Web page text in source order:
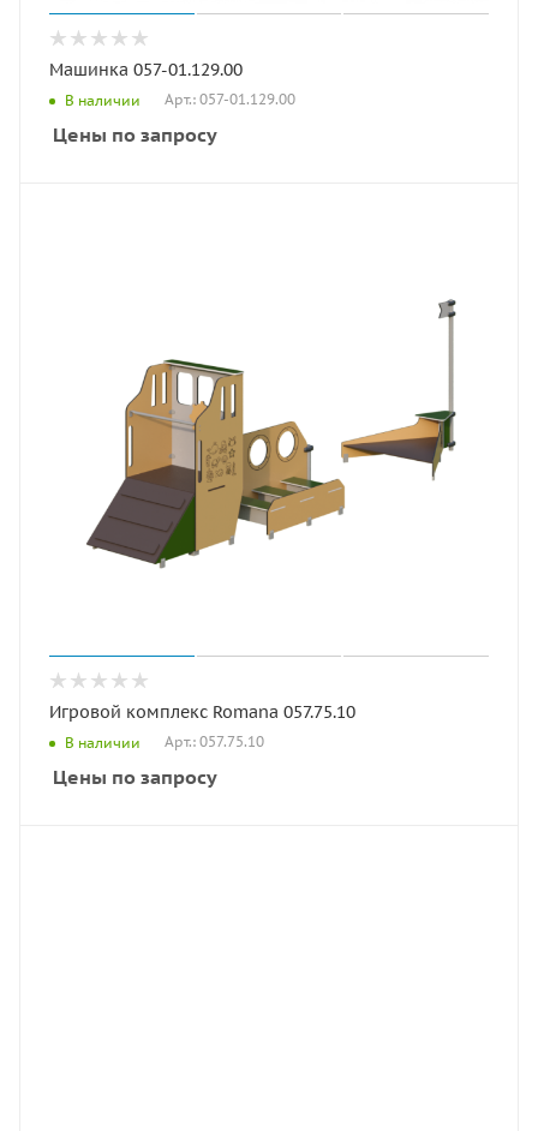
Машинка 057-01.129.00
В наличии Арт.: 057-01.129.00
Цены по запросу
Игровой комплекс Romana 057.75.10
В наличии Арт.: 057.75.10
Цены по запросу